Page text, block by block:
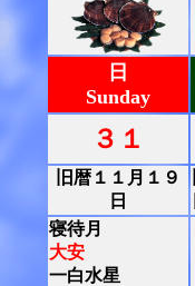
日
Sunday
３１
旧暦１１月１９
日
寝待月
大安
一白水星